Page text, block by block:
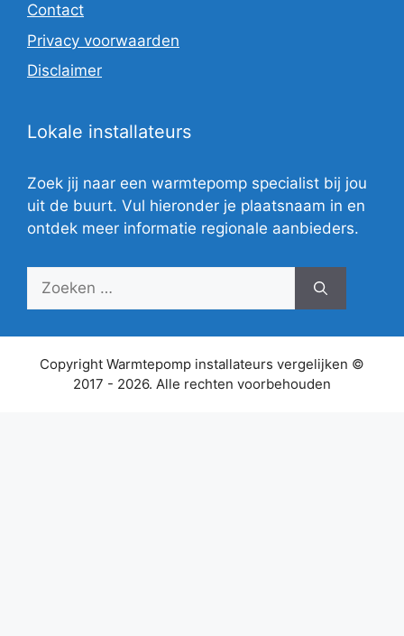
Contact
Privacy voorwaarden
Disclaimer
Lokale installateurs
Zoek jij naar een warmtepomp specialist bij jou
uit de buurt. Vul hieronder je plaatsnaam in en
ontdek meer informatie regionale aanbieders.
Zoek
Copyright Warmtepomp installateurs vergelijken ©
2017 - 2026. Alle rechten voorbehouden